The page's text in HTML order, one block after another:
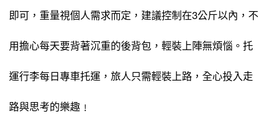
即可，重量視個人需求而定，建議控制在3公斤以內，不
用擔心每天要背著沉重的後背包，輕裝上陣無煩惱。托
運行李每日專車托運，旅人只需輕裝上路，全心投入走
路與思考的樂趣﹗